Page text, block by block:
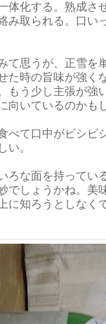
体化する。熟成さ
み取られる。口い
て思うが、正雪を
た時の旨味が強く
もう少し主張が強
向いているのかも
べて口中がビシビ
い。
ろな面を持ってい
でしょうかね。美
に知ろうとしなく